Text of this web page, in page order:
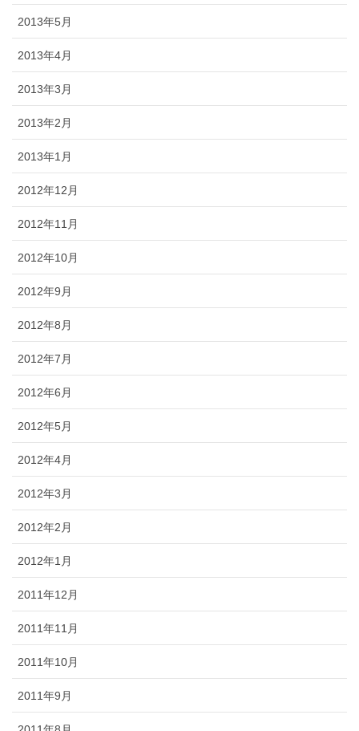
2013年5月
2013年4月
2013年3月
2013年2月
2013年1月
2012年12月
2012年11月
2012年10月
2012年9月
2012年8月
2012年7月
2012年6月
2012年5月
2012年4月
2012年3月
2012年2月
2012年1月
2011年12月
2011年11月
2011年10月
2011年9月